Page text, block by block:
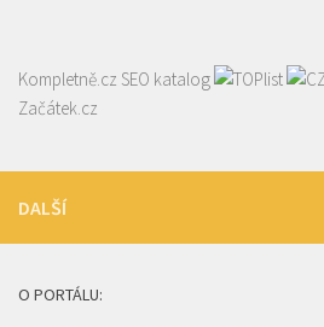
Kompletně.cz SEO katalog
Začátek.cz
DALŠÍ
O PORTÁLU: